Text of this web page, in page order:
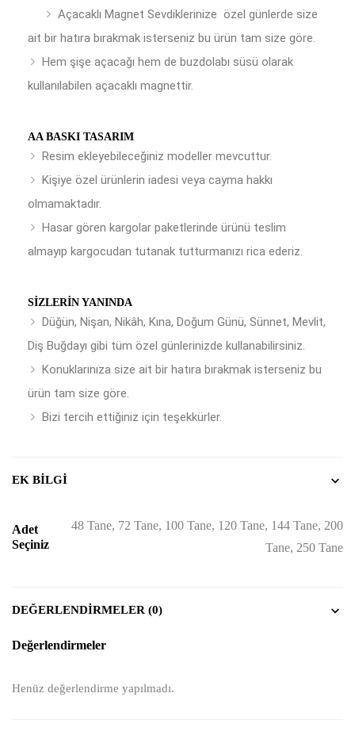
Açacaklı Magnet Sevdiklerinize özel günlerde size
ait bir hatıra bırakmak isterseniz bu ürün tam size göre.
Hem şişe açacağı hem de buzdolabı süsü olarak
kullanılabilen açacaklı magnettir.
AA BASKI TASARIM
Resim ekleyebileceğiniz modeller mevcuttur.
Kişiye özel ürünlerin iadesi veya cayma hakkı
olmamaktadır.
Hasar gören kargolar paketlerinde ürünü teslim
almayıp kargocudan tutanak tutturmanızı rica ederiz.
SIZLERIN YANINDA
Düğün, Nişan, Nikâh, Kına, Doğum Günü, Sünnet, Mevlit,
Diş Buğdayı gibi tüm özel günlerinizde kullanabilirsiniz.
Konuklarınıza size ait bir hatıra bırakmak isterseniz bu
ürün tam size göre.
Bizi tercih ettiğiniz için teşekkürler.
EK BILGI
Adet
Seçiniz
48 Tane, 72 Tane, 100 Tane, 120 Tane, 144 Tane, 200
Tane, 250 Tane
DEĞERLENDIRMELER (0)
Değerlendirmeler
Henüz değerlendirme yapılmadı.